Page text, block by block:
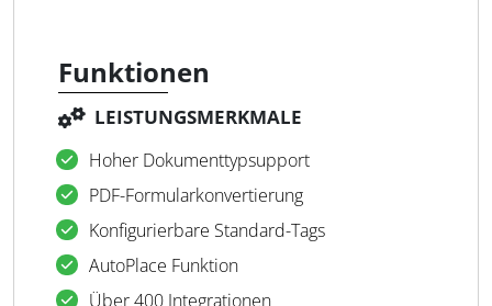
Funktionen
LEISTUNGSMERKMALE
Hoher Dokumenttypsupport
PDF-Formularkonvertierung
Konfigurierbare Standard-Tags
AutoPlace Funktion
Über 400 Integrationen